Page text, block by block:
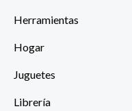
Herramientas
Hogar
Juguetes
Librería